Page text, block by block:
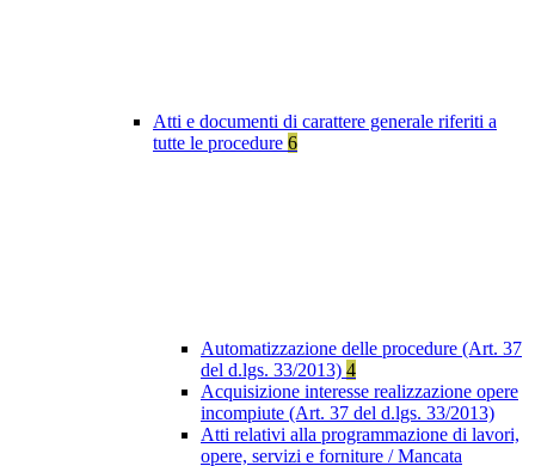
Atti e documenti di carattere generale riferiti a
tutte le procedure 6
Automatizzazione delle procedure (Art. 37
del d.lgs. 33/2013) 4
Acquisizione interesse realizzazione opere
incompiute (Art. 37 del d.lgs. 33/2013)
Atti relativi alla programmazione di lavori,
opere, servizi e forniture / Mancata